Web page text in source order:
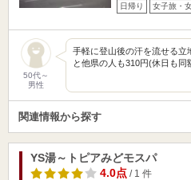
日帰り 女子旅・
50代～
男性
手軽に登山後の汗を流せる立
と他県の人も310円(休日も
関連情報から探す
YS湯～トピアみどモスパ
4.0点/ 1 件